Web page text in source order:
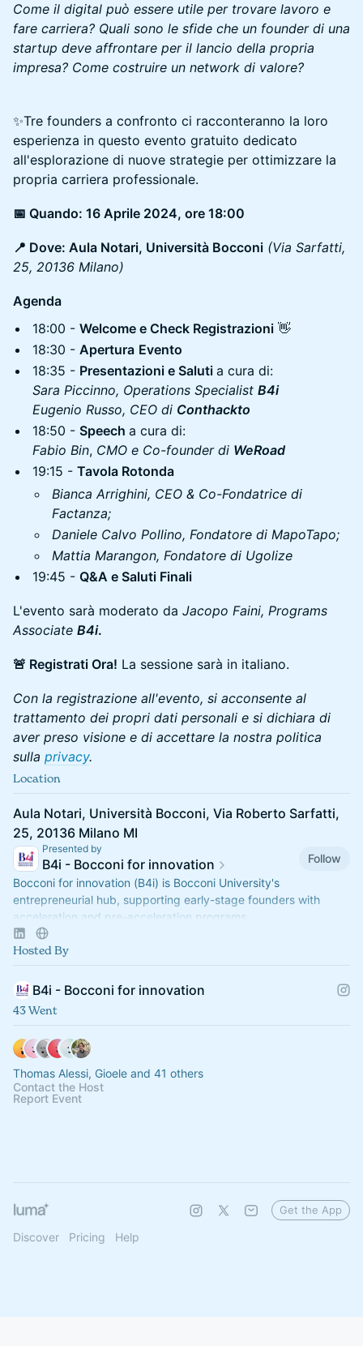
Come il digital può essere utile per trovare lavoro e
fare carriera? Quali sono le sfide che un founder di una
startup deve affrontare per il lancio della propria
impresa? Come costruire un network di valore?
✨Tre founders a confronto ci racconteranno la loro
esperienza in questo evento gratuito dedicato
all'esplorazione di nuove strategie per ottimizzare la
propria carriera professionale.
📅 Quando: 16 Aprile 2024, ore 18:00
📍 Dove: Aula Notari, Università Bocconi (Via Sarfatti,
25, 20136 Milano)
Agenda
18:00 - Welcome e Check Registrazioni 👋
18:30 - Apertura Evento
18:35 - Presentazioni e Saluti a cura di:
Sara Piccinno, Operations Specialist B4i
Eugenio Russo, CEO di Conthackto
18:50 - Speech a cura di:
Fabio Bin, CMO e Co-founder di WeRoad
19:15 - Tavola Rotonda
Bianca Arrighini, CEO & Co-Fondatrice di
Factanza;
Daniele Calvo Pollino, Fondatore di MapoTapo;
Mattia Marangon, Fondatore di Ugolize
19:45 - Q&A e Saluti Finali
L'evento sarà moderato da Jacopo Faini, Programs
Associate B4i.
🚨 Registrati Ora! La sessione sarà in italiano.
Con la registrazione all'evento, si acconsente al
trattamento dei propri dati personali e si dichiara di
aver preso visione e di accettare la nostra politica
sulla privacy.
Location
Aula Notari, Università Bocconi, Via Roberto Sarfatti,
25, 20136 Milano MI
Presented by
B4i - Bocconi for innovation
Follow
Bocconi for innovation (B4i) is Bocconi University's
entrepreneurial hub, supporting early-stage founders with
acceleration and pre-acceleration programs.
Hosted By
B4i - Bocconi for innovation
43 Went
Thomas Alessi, Gioele and 41 others
Contact the Host
Report Event
Discover Pricing Help
Get the App